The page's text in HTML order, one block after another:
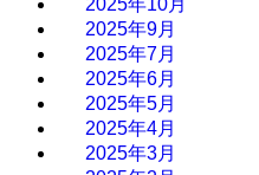
2025年9月
2025年7月
2025年6月
2025年5月
2025年4月
2025年3月